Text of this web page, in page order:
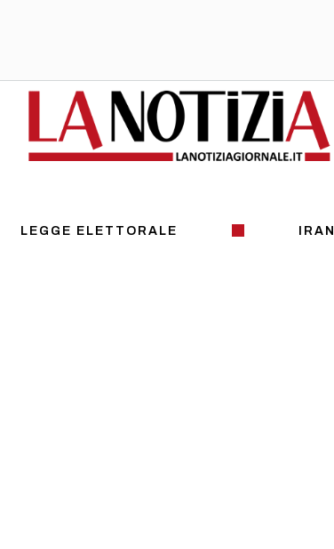
LEGGE ELETTORALE IRAN